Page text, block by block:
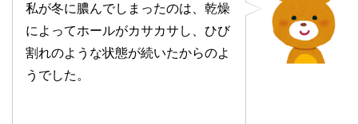
私が冬に膿んでしまったのは、乾燥
によってホールがカサカサし、ひび
割れのような状態が続いたからのよ
うでした。